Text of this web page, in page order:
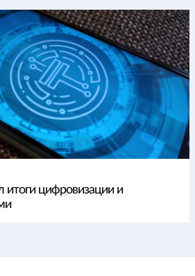
итоги цифровизации и